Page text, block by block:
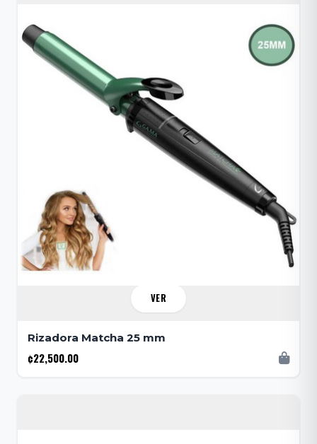
VER
Rizadora Matcha 25 mm
¢22,500.00